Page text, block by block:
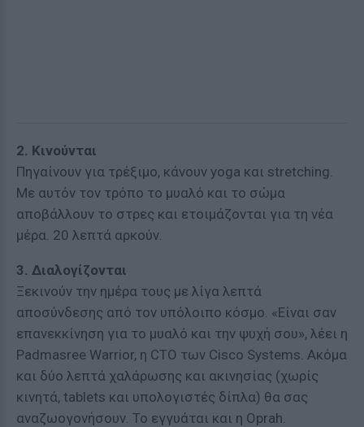
2. Κινούνται
Πηγαίνουν για τρέξιμο, κάνουν yoga και stretching.
Με αυτόν τον τρόπο το μυαλό και το σώμα
αποβάλλουν το στρες και ετοιμάζονται για τη νέα
μέρα. 20 λεπτά αρκούν.
3. Διαλογίζονται
Ξεκινούν την ημέρα τους με λίγα λεπτά
αποσύνδεσης από τον υπόλοιπο κόσμο. «Είναι σαν
επανεκκίνηση για το μυαλό και την ψυχή σου», λέει η
Padmasree Warrior, η CTO των Cisco Systems. Ακόμα
και δύο λεπτά χαλάρωσης και ακινησίας (χωρίς
κινητά, tablets και υπολογιστές δίπλα) θα σας
αναζωογονήσουν. Το εγγυάται και η Oprah.